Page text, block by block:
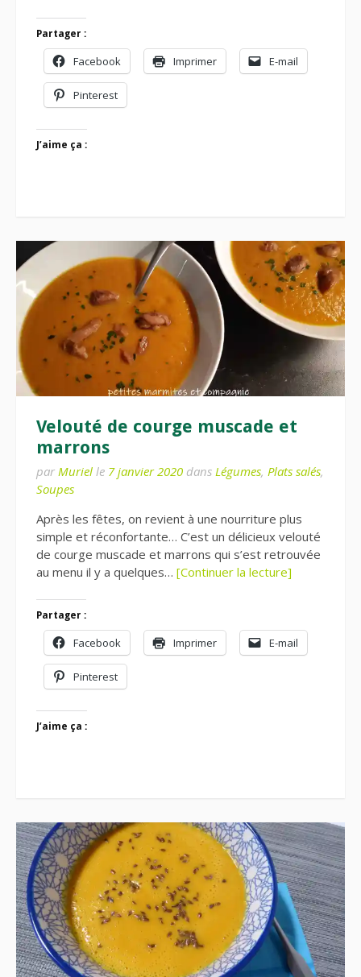
Partager :
Facebook Imprimer E-mail
Pinterest
J’aime ça :
Velouté de courge muscade et
marrons
par Muriel le 7 janvier 2020 dans Légumes, Plats salés,
Soupes
Après les fêtes, on revient à une nourriture plus
simple et réconfortante… C’est un délicieux velouté
de courge muscade et marrons qui s’est retrouvée
au menu il y a quelques… [Continuer la lecture]
Partager :
Facebook Imprimer E-mail
Pinterest
J’aime ça :